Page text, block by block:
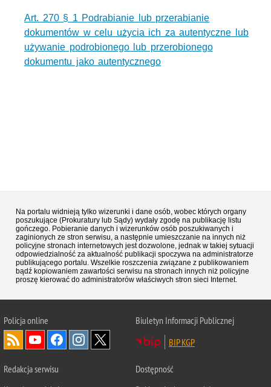
Art. 270 § 1 Podrabianie lub przerabianie
dokumentów w celu użycia ich za autentyczne lub
używanie podrobionego lub przerobionego
dokumentu jako autentycznego
Na portalu widnieją tylko wizerunki i dane osób, wobec których organy
poszukujące (Prokuratury lub Sądy) wydały zgodę na publikację listu
gończego. Pobieranie danych i wizerunków osób poszukiwanych i
zaginionych ze stron serwisu, a następnie umieszczanie na innych niż
policyjne stronach internetowych jest dozwolone, jednak w takiej sytuacji
odpowiedzialność za aktualność publikacji spoczywa na administratorze
publikującego portalu. Wszelkie roszczenia związane z publikowaniem
bądź kopiowaniem zawartości serwisu na stronach innych niż policyjne
proszę kierować do administratorów właściwych stron sieci Internet.
Policjaonline
Biuletyn Informacji Publicznej
BIP KGP
Redakcja serwisu
Dostępność